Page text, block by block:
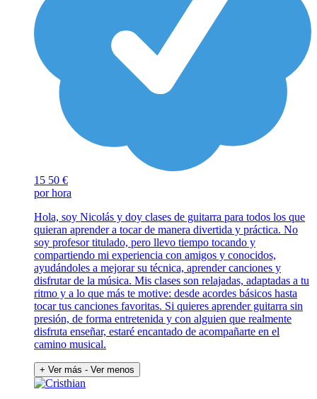
15 50 €
por hora
Hola, soy Nicolás y doy clases de guitarra para todos los que
quieran aprender a tocar de manera divertida y práctica. No
soy profesor titulado, pero llevo tiempo tocando y
compartiendo mi experiencia con amigos y conocidos,
ayudándoles a mejorar su técnica, aprender canciones y
disfrutar de la música. Mis clases son relajadas, adaptadas a tu
ritmo y a lo que más te motive: desde acordes básicos hasta
tocar tus canciones favoritas. Si quieres aprender guitarra sin
presión, de forma entretenida y con alguien que realmente
disfruta enseñar, estaré encantado de acompañarte en el
camino musical.
+ Ver más - Ver menos